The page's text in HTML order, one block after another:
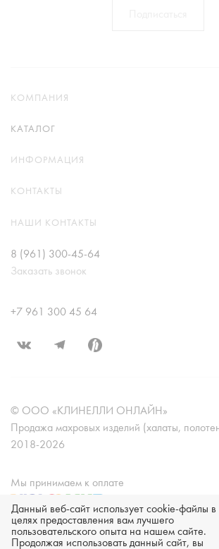
КОМПАНИЯ
КАТАЛОГ
ИНФОРМАЦИЯ
КОНТАКТЫ
НАШИ КОНТАКТЫ
8 (961) 300-45-64
Заказать звонок
+7 961 300 45 64
© ООО «КЛИНЕЛЛИ ОНЛАЙН»
Продажа махровых изделий (халаты,
2018-2026
Мы принимаем к оплате
Техническая поддержка -
Данный веб-сайт использует cookie-файлы в
целях предоставления вам лучшего
пользовательского опыта на нашем сайте.
Продолжая использовать данный сайт, вы